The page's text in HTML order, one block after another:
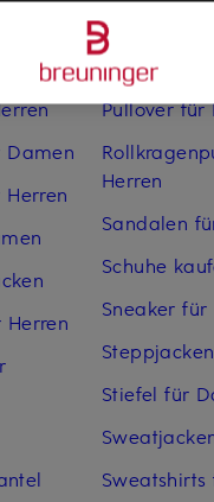
Damen
Mäntel für
Pullover für
Pullover für
Herren
Sandalen
Schuhe
Sneaker für
Stiefel für
Sweatshirts